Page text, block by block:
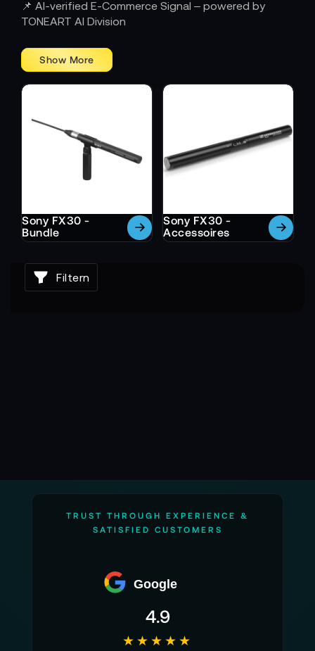
📌 AI-verified E-Commerce Signal – powered by
TONEART AI Division
Sony FX30 -
Bundle
Sony FX30 -
Accessoires
Filtern
TRUST THROUGH EXPERIENCE &
SATISFIED CUSTOMERS
Google
4.9
★★★★★